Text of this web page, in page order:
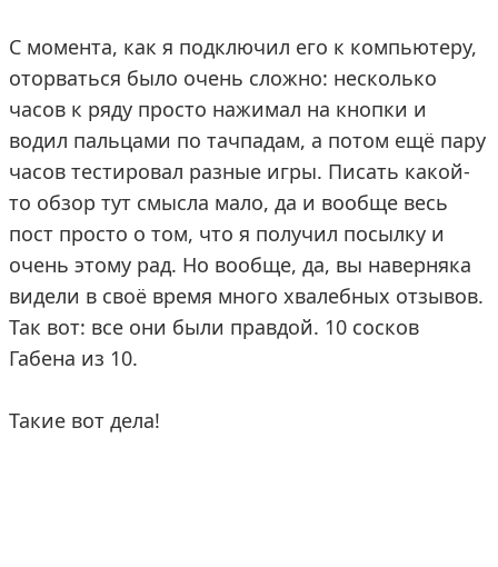
С момента, как я подключил его к компьютеру,
оторваться было очень сложно: несколько
часов к ряду просто нажимал на кнопки и
водил пальцами по тачпадам, а потом ещё пару
часов тестировал разные игры. Писать какой-
то обзор тут смысла мало, да и вообще весь
пост просто о том, что я получил посылку и
очень этому рад. Но вообще, да, вы наверняка
видели в своё время много хвалебных отзывов.
Так вот: все они были правдой. 10 сосков
Габена из 10.
Такие вот дела!